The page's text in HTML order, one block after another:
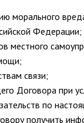
морального
Федерации;
местного
связи;
Договора при
по
получить